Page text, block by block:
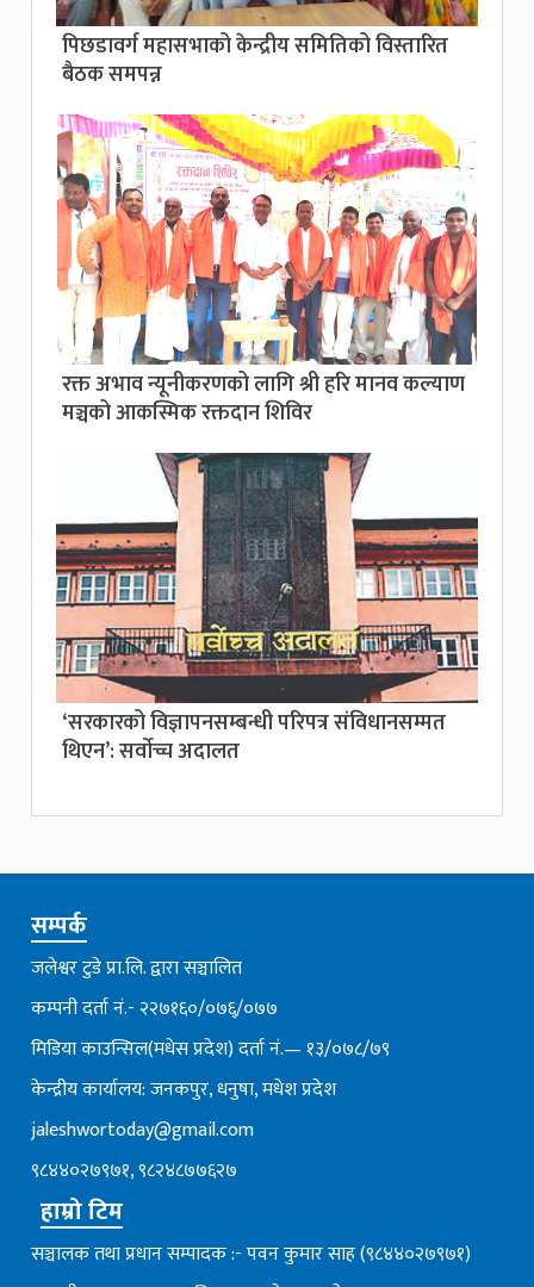
पिछडावर्ग महासभाको केन्द्रीय समितिको विस्तारित
बैठक समपन्न
रक्त अभाव न्यूनीकरणको लागि श्री हरि मानव कल्याण
मञ्चको आकस्मिक रक्तदान शिविर
‘सरकारको विज्ञापनसम्बन्धी परिपत्र संविधानसम्मत
थिएन’: सर्वाेच्च अदालत
सम्पर्क
जलेश्वर टुडे प्रा.लि. द्वारा सञ्चालित
कम्पनी दर्ता नं.- २२७१६०/०७६्/०७७
मिडिया काउन्सिल(मधेस प्रदेश) दर्ता नं.— १३/०७८/७९
केन्द्रीय कार्यालय: जनकपुर, धनुषा, मधेश प्रदेश
jaleshwortoday@gmail.com
९८४४०२७९७१, ९८२४८७७६२७
हाम्रो टिम
सञ्चालक तथा प्रधान सम्पादक :- पवन कुमार साह (९८४४०२७९७१)